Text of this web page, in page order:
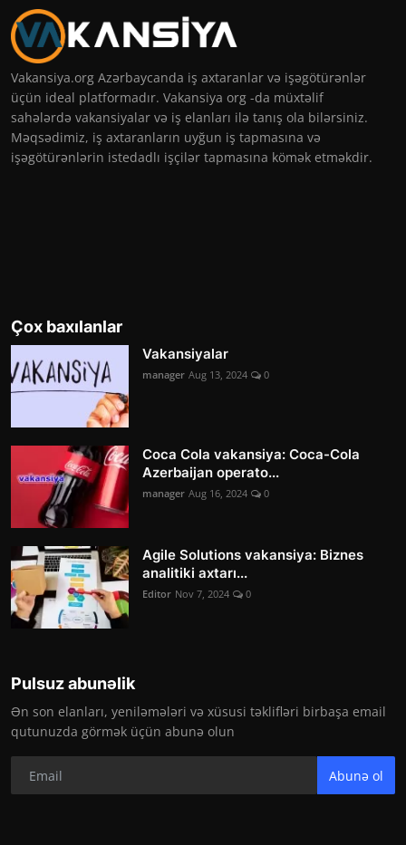
Vakansiya.org Azərbaycanda iş axtaranlar və işəgötürənlər
üçün ideal platformadır. Vakansiya org -da müxtəlif
sahələrdə vakansiyalar və iş elanları ilə tanış ola bilərsiniz.
Məqsədimiz, iş axtaranların uyğun iş tapmasına və
işəgötürənlərin istedadlı işçilər tapmasına kömək etməkdir.
Çox baxılanlar
Vakansiyalar
manager Aug 13, 2024 0
Coca Cola vakansiya: Coca-Cola
Azerbaijan operato...
manager Aug 16, 2024 0
Agile Solutions vakansiya: Biznes
analitiki axtarı...
Editor Nov 7, 2024 0
Pulsuz abunəlik
Ən son elanları, yeniləmələri və xüsusi təklifləri birbaşa email
qutunuzda görmək üçün abunə olun
Abunə ol